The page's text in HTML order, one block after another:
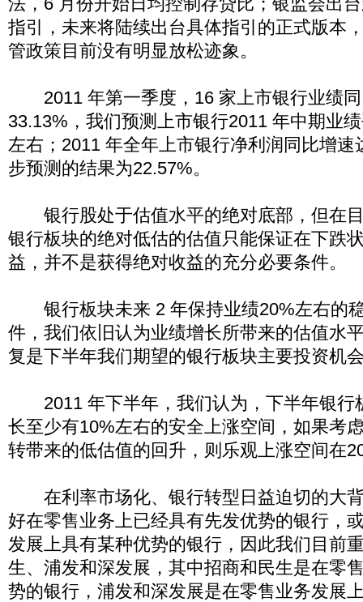
指引，未来将陆续出台具体指引的正式版本
管政策目前没有明显放松迹象。
2011 年第一季度，16 家上市银行业绩同
33.13%，我们预测上市银行2011 年中期业
左右；2011 年全年上市银行净利润同比增速
步预测的结果为22.57%。
银行股处于估值水平的绝对底部，但在
银行板块的绝对低估的估值只能保证在下跌
益，并不是获得绝对收益的充分必要条件。
银行板块未来 2 年保持业绩20%左右的
件，我们依旧认为业绩增长所带来的估值水
复是下半年我们期望的银行板块主要投资机
2011 年下半年，我们认为，下半年银行
长至少有10%左右的安全上涨空间，如果考
转带来的低估值的回升，则乐观上涨空间在
在利率市场化、银行转型日益迫切的大
好在零售业务上已经具有先发优势的银行，
发展上具有某种优势的银行，因此我们目前
生、浦发和深发展，其中招商和民生是在零
势的银行，浦发和深发展是在零售业务发展